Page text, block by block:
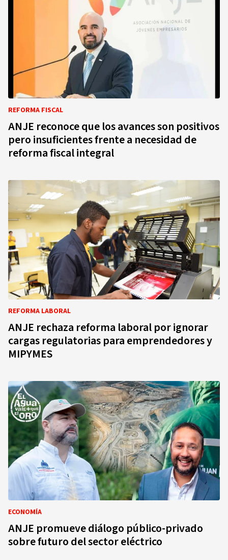
REFORMA FISCAL
ANJE reconoce que los avances son positivos
pero insuficientes frente a necesidad de
reforma fiscal integral
REFORMA LABORAL
ANJE rechaza reforma laboral por ignorar
cargas regulatorias para emprendedores y
MIPYMES
ECONOMÍA
ANJE promueve diálogo público-privado
sobre futuro del sector eléctrico